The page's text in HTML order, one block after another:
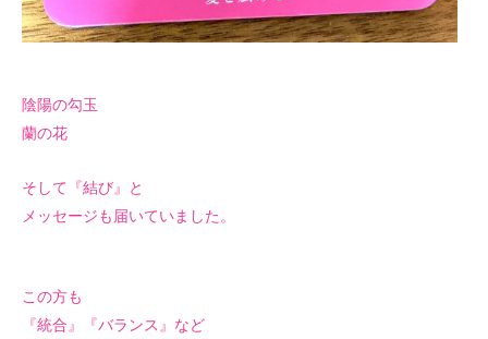
陰陽の勾玉
蘭の花
そして『結び』と
メッセージも届いていました。
この方も
『統合』『バランス』など